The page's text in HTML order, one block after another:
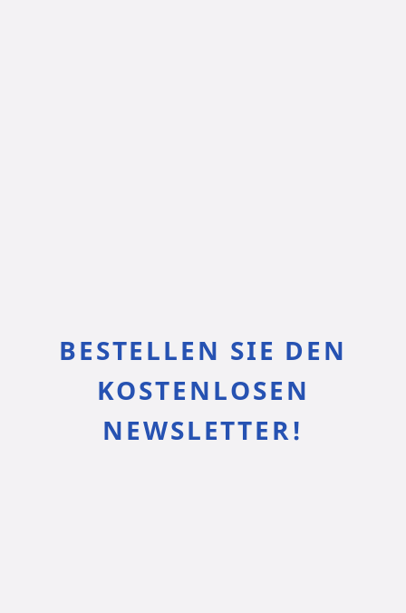
BESTELLEN SIE DEN
KOSTENLOSEN
NEWSLETTER!